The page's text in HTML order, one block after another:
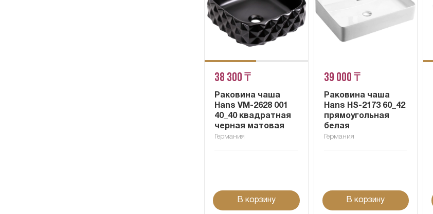
38 300 ₸
Раковина чаша
Hans VM-2628 001
40_40 квадратная
черная матовая
Германия
В корзину
39 000 ₸
Раковина чаша
Hans HS-2173 60_42
прямоугольная
белая
Германия
В корзину